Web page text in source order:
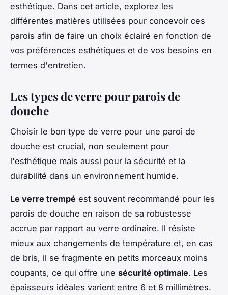
esthétique. Dans cet article, explorez les
différentes matières utilisées pour concevoir ces
parois afin de faire un choix éclairé en fonction de
vos préférences esthétiques et de vos besoins en
termes d'entretien.
Les types de verre pour parois de
douche
Choisir le bon type de verre pour une paroi de
douche est crucial, non seulement pour
l'esthétique mais aussi pour la sécurité et la
durabilité dans un environnement humide.
Le verre trempé est souvent recommandé pour les
parois de douche en raison de sa robustesse
accrue par rapport au verre ordinaire. Il résiste
mieux aux changements de température et, en cas
de bris, il se fragmente en petits morceaux moins
coupants, ce qui offre une sécurité optimale. Les
épaisseurs idéales varient entre 6 et 8 millimètres.